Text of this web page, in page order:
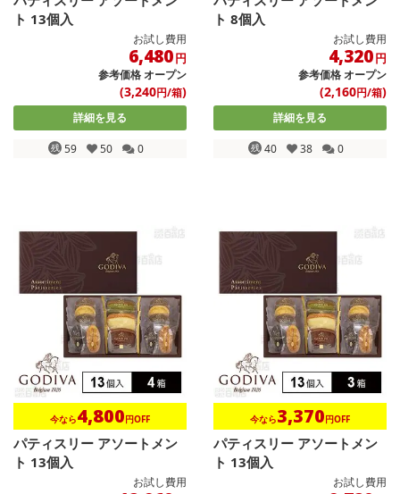
ト 13個入
お試し費用
6,480円
参考価格オープン
(3,240円/箱)
詳細を見る
残 59 50 0
ト 8個入
お試し費用
4,320円
参考価格オープン
(2,160円/箱)
詳細を見る
残 40 38 0
今なら4,800円OFF
パティスリー アソートメン
ト 13個入
お試し費用
今なら3,370円OFF
パティスリー アソートメン
ト 13個入
お試し費用